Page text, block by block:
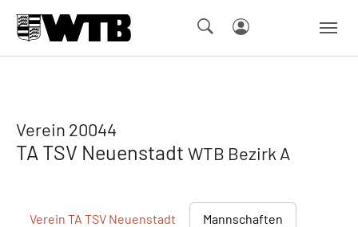
Verein 20044
TA TSV Neuenstadt WTB Bezirk A
Verein TA TSV Neuenstadt Mannschaften